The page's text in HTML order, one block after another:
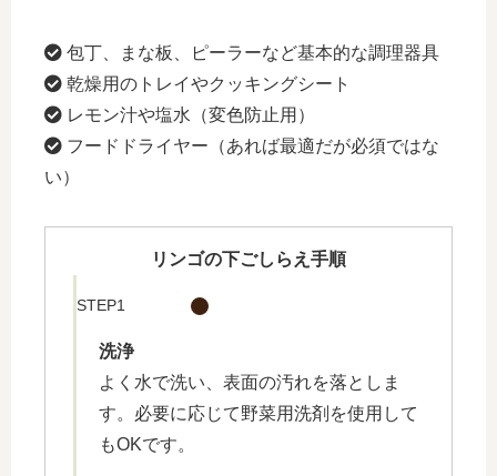
包丁、まな板、ピーラーなど基本的な調理器具
乾燥用のトレイやクッキングシート
レモン汁や塩水（変色防止用）
フードドライヤー（あれば最適だが必須ではな
い）
リンゴの下ごしらえ手順
STEP1
洗浄
よく水で洗い、表面の汚れを落としま
す。必要に応じて野菜用洗剤を使用して
もOKです。